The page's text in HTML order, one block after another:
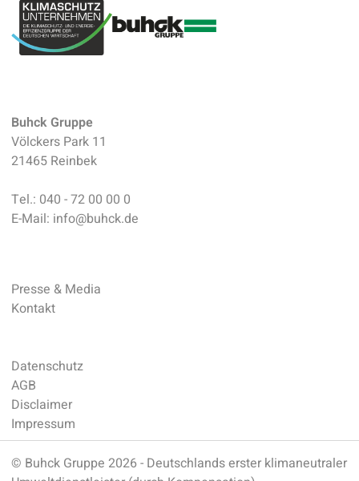
Buhck Gruppe
Völckers Park 11
21465 Reinbek
Tel.: 040 - 72 00 00 0
E-Mail: info@buhck.de
Presse & Media
Kontakt
Datenschutz
AGB
Disclaimer
Impressum
© Buhck Gruppe 2026 - Deutschlands erster klimaneutraler